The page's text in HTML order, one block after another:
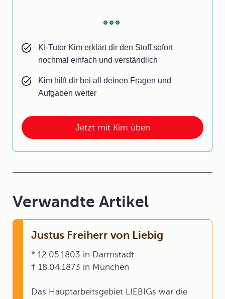
Jetzt mit Kim üben
KI-Tutor Kim erklärt dir den Stoff sofort
nochmal einfach und verständlich
Kim hilft dir bei all deinen Fragen und
Aufgaben weiter
Verwandte Artikel
Justus Freiherr von Liebig
* 12.05.1803 in Darmstadt
† 18.04.1873 in München
Das Hauptarbeitsgebiet LIEBIGs war die